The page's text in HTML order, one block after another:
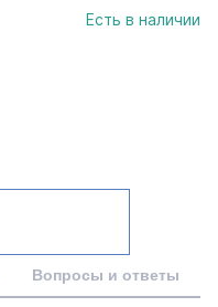
Есть в наличии
Вопросы и ответы